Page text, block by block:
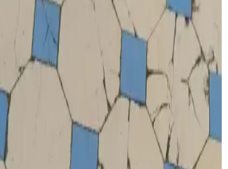
& Mom Kolej Fontlu Yıkamalı
Kullanım Alanlarıyla
kumaş, modern tasarım ve uygun fiyatıyla
seti, gençler ve çocuklar için ideal,
sağlar.
Performansı artıran ve